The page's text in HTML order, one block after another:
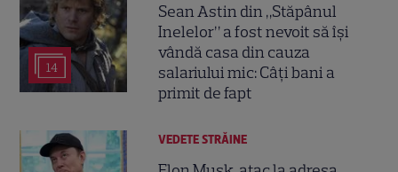
14
Sean Astin din „Stăpânul
Inelelor” a fost nevoit să își
vândă casa din cauza
salariului mic: Câți bani a
primit de fapt
VEDETE STRĂINE